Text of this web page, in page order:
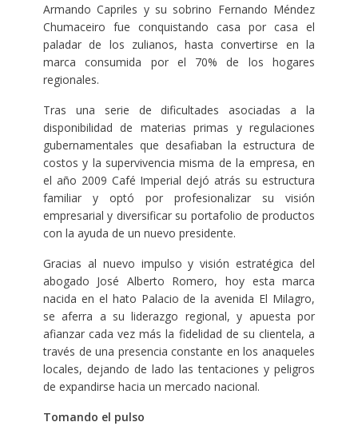
Armando Capriles y su sobrino Fernando Méndez
Chumaceiro fue conquistando casa por casa el
paladar de los zulianos, hasta convertirse en la
marca consumida por el 70% de los hogares
regionales.
Tras una serie de dificultades asociadas a la
disponibilidad de materias primas y regulaciones
gubernamentales que desafiaban la estructura de
costos y la supervivencia misma de la empresa, en
el año 2009 Café Imperial dejó atrás su estructura
familiar y optó por profesionalizar su visión
empresarial y diversificar su portafolio de productos
con la ayuda de un nuevo presidente.
Gracias al nuevo impulso y visión estratégica del
abogado José Alberto Romero, hoy esta marca
nacida en el hato Palacio de la avenida El Milagro,
se aferra a su liderazgo regional, y apuesta por
afianzar cada vez más la fidelidad de su clientela, a
través de una presencia constante en los anaqueles
locales, dejando de lado las tentaciones y peligros
de expandirse hacia un mercado nacional.
Tomando el pulso